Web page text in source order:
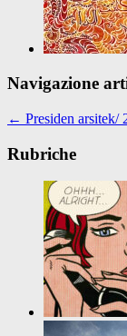
Navigazione
← Presiden arsitek/
Rubriche